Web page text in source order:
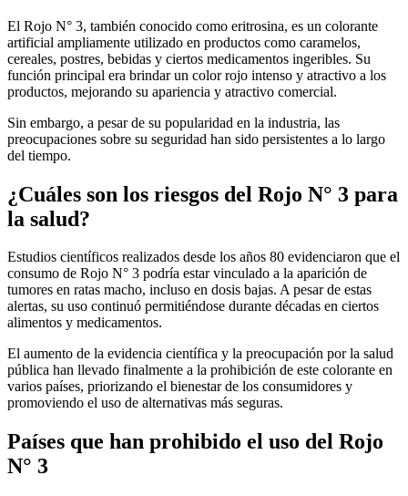
El Rojo N° 3, también conocido como eritrosina, es un colorante
artificial ampliamente utilizado en productos como caramelos,
cereales, postres, bebidas y ciertos medicamentos ingeribles. Su
función principal era brindar un color rojo intenso y atractivo a los
productos, mejorando su apariencia y atractivo comercial.
Sin embargo, a pesar de su popularidad en la industria, las
preocupaciones sobre su seguridad han sido persistentes a lo largo
del tiempo.
¿Cuáles son los riesgos del Rojo N° 3 para
la salud?
Estudios científicos realizados desde los años 80 evidenciaron que el
consumo de Rojo N° 3 podría estar vinculado a la aparición de
tumores en ratas macho, incluso en dosis bajas. A pesar de estas
alertas, su uso continuó permitiéndose durante décadas en ciertos
alimentos y medicamentos.
El aumento de la evidencia científica y la preocupación por la salud
pública han llevado finalmente a la prohibición de este colorante en
varios países, priorizando el bienestar de los consumidores y
promoviendo el uso de alternativas más seguras.
Países que han prohibido el uso del Rojo
N° 3